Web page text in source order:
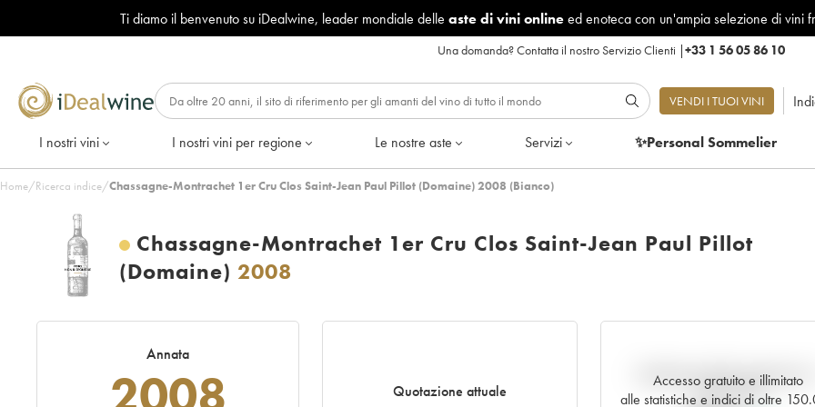
Ti diamo il benvenuto su iDealwine, leader mondiale delle aste di vini onlineed enoteca con un'ampia selezione di vini
Una domanda?Contatta il nostro Servizio Clienti |+33 1 56 05 86 10
VENDI I TUOI VINI
I nostri vini I nostri vini per regione Le nostre aste Servizi ✨Personal Sommelier
Home/Ricerca indice/Chassagne-Montrachet 1er Cru Clos Saint-Jean Paul Pillot (Domaine) 2008 (Bianco)
Chassagne-Montrachet 1er Cru Clos Saint-Jean Paul Pillot
(Domaine) 2008
Annata
Quotazione attuale
Accesso gratuito e illimitato
alle statistiche e indici di oltre
Andamento della quotazione
tempo reale